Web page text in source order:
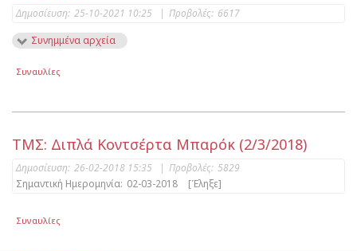
Δημοσίευση: 25-10-2021 10:25 | Προβολές: 6617
Συνημμένα αρχεία
Συναυλίες
ΤΜΣ: Διπλά Κοντσέρτα Μπαρόκ (2/3/2018)
Δημοσίευση: 26-02-2018 15:35 | Προβολές: 5829
Σημαντική Ημερομηνία: 02-03-2018 [Έληξε]
Συναυλίες